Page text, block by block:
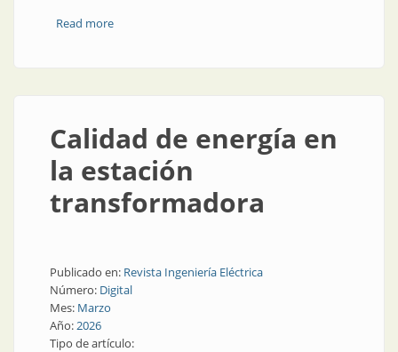
Read moreabout Calidad asegurada en la energía de la industria
Calidad de energía en
la estación
transformadora
Publicado en: Revista Ingeniería Eléctrica
Número: Digital
Mes: Marzo
Año:2026
Tipo de artículo: